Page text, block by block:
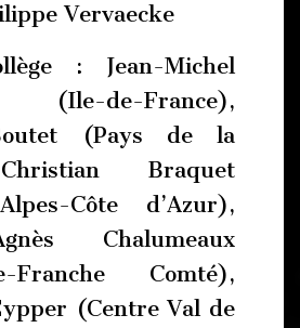
Vervaecke
: Jean-Michel
de-France),
(Pays de la
Braquet
Côte d’Azur),
Chalumeaux
Franche Comté),
(Centre Val de